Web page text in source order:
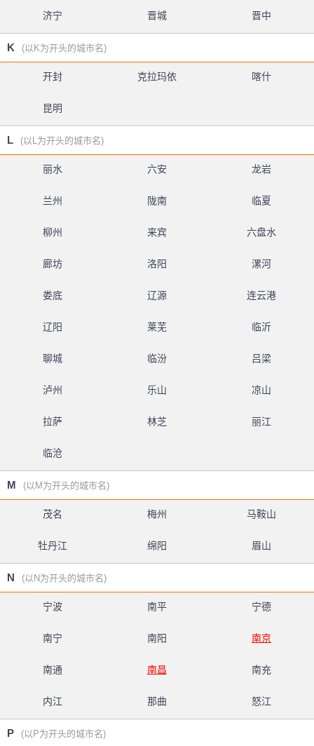
济宁 晋城 晋中
K (以K为开头的城市名)
开封 克拉玛依 喀什
昆明
L (以L为开头的城市名)
丽水 六安 龙岩
兰州 陇南 临夏
柳州 来宾 六盘水
廊坊 洛阳 漯河
娄底 辽源 连云港
辽阳 莱芜 临沂
聊城 临汾 吕梁
泸州 乐山 凉山
拉萨 林芝 丽江
临沧
M (以M为开头的城市名)
茂名 梅州 马鞍山
牡丹江 绵阳 眉山
N (以N为开头的城市名)
宁波 南平 宁德
南宁 南阳 南京
南通 南昌 南充
内江 那曲 怒江
P (以P为开头的城市名)